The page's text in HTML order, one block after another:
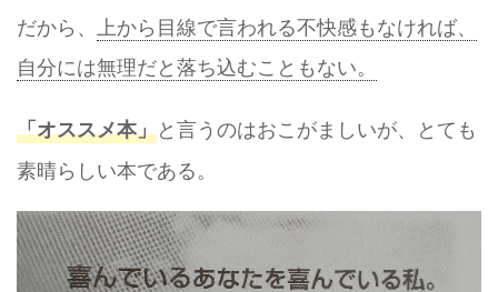
だから、
上から目線で言われる不快感もなければ、
自分には無理だと落ち込むこともない。
「オススメ本」と言うのはおこがましいが、とても
素晴らしい本である。